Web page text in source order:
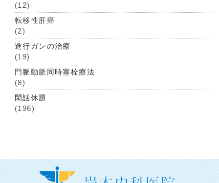
(12)
転移性肝癌
(2)
進行ガンの治療
(19)
門脈動脈同時塞栓療法
(8)
閑話休題
(196)